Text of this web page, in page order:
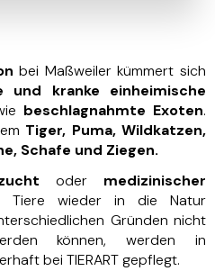
bei Maßweiler kümmert sich
und kranke einheimische
beschlagnahmte Exoten.
Tiger, Puma, Wildkatzen,
Schafe und Ziegen.
oder medizinischer
Tiere wieder in die Natur
Gründen nicht
können, werden in
bei TIERART gepflegt.